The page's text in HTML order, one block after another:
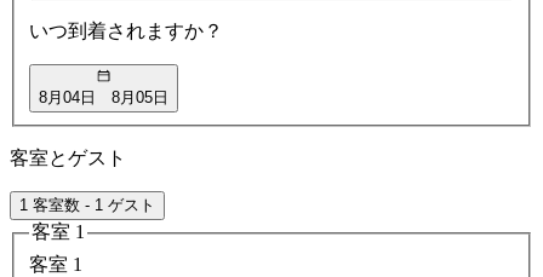
いつ到着されますか？
8月04日 8月05日
客室とゲスト
1 客室数 - 1 ゲスト
客室 1
客室 1